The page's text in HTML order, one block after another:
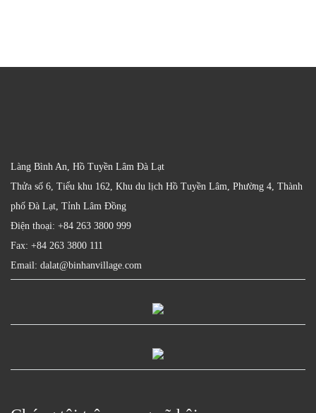
Làng Bình An, Hồ Tuyền Lâm Đà Lạt
Thửa số 6, Tiểu khu 162, Khu du lịch Hồ Tuyền Lâm, Phường 4, Thành
phố Đà Lạt, Tỉnh Lâm Đồng
Điện thoại: +84 263 3800 999
Fax: +84 263 3800 111
Email: dalat@binhanvillage.com